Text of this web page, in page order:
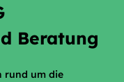
Beratung
rund um die